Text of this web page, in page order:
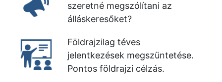
szeretné megszólítani az
álláskeresőket?
Földrajzilag téves
jelentkezések megszüntetése.
Pontos földrajzi célzás.